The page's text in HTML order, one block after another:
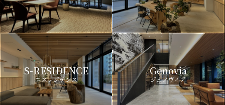
S-RESIDENCE
エスレジデンス
Genovia
ジェノヴィア